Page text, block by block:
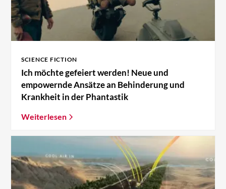
SCIENCE FICTION
Ich möchte gefeiert werden! Neue und
empowernde Ansätze an Behinderung und
Krankheit in der Phantastik
Weiterlesen